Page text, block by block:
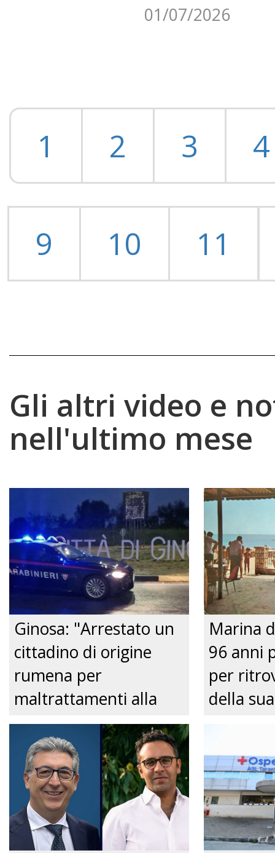
01/07/2026
Gli altri video e
nell'ultimo mese
Ginosa: "Arrestato un
cittadino di origine
rumena per
maltrattamenti alla
convivente." Just tv
Marina
96 anni
per
della
dalla
Just tv